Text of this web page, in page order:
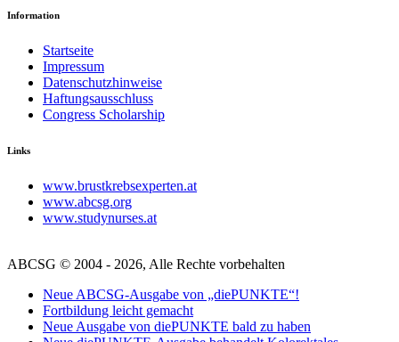
Information
Startseite
Impressum
Datenschutzhinweise
Haftungsausschluss
Congress Scholarship
Links
www.brustkrebsexperten.at
www.abcsg.org
www.studynurses.at
ABCSG © 2004 - 2026, Alle Rechte vorbehalten
Neue ABCSG-Ausgabe von „diePUNKTE“!
Fortbildung leicht gemacht
Neue Ausgabe von diePUNKTE bald zu haben